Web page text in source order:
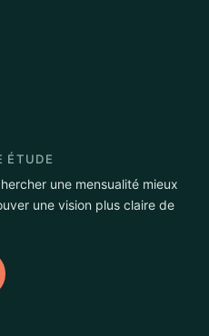
ÉTUDE
une mensualité mieux
une vision plus claire de